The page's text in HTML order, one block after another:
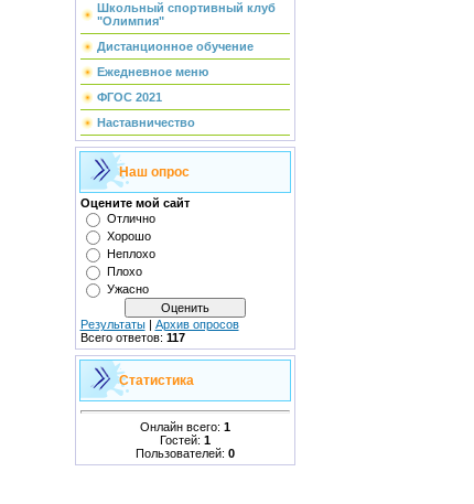
Школьный спортивный клуб
"Олимпия"
Дистанционное обучение
Ежедневное меню
ФГОС 2021
Наставничество
Наш опрос
Оцените мой сайт
Отлично
Хорошо
Неплохо
Плохо
Ужасно
Результаты| Архив опросов
Всего ответов: 117
Статистика
Онлайн всего: 1
Гостей: 1
Пользователей: 0